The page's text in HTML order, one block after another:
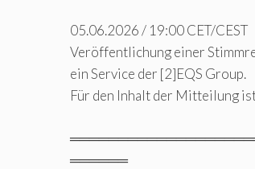
05.06.2026 / 19:00 CET/CEST
Veröffentlichung einer
ein Service der [2]EQS Group.
Für den Inhalt der Mitteilung
══════